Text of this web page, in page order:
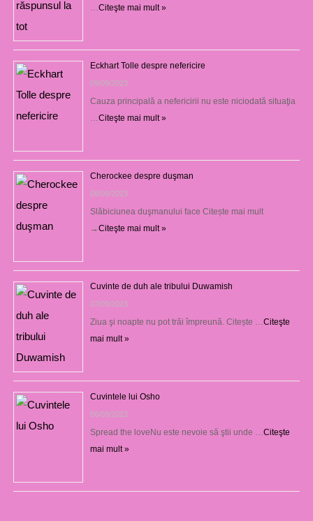
…Citeşte mai mult »
Eckhart Tolle despre nefericire
09/09/2023
Cauza principală a nefericirii nu este niciodată situaţia
…Citeşte mai mult »
Cherockee despre duşman
08/09/2023
Slăbiciunea duşmanului face Citește mai mult
→Citeşte mai mult »
Cuvinte de duh ale tribului Duwamish
07/09/2023
Ziua şi noapte nu pot trăi împreună. Citește …Citeşte
mai mult »
Cuvintele lui Osho
06/09/2023
Spread the loveNu este nevoie să ştii unde …Citeşte
mai mult »